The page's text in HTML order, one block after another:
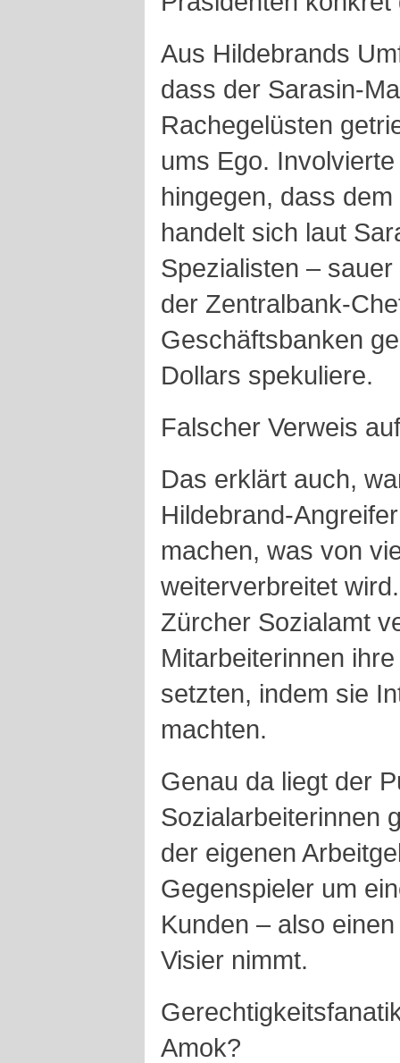
Aus Hildebrands
dass der Sarasin-
Rachegelüsten
ums Ego.
hingegen, dass
handelt sich laut
Spezialisten –
der Zentralbank-
Geschäftsbanken
Dollars spekuliere.
Falscher Verweis
Das erklärt auch,
Hildebrand-
machen, was von
weiterverbreitet
Zürcher Sozialamt
Mitarbeiterinnen
setzten, indem sie
machten.
Genau da liegt der
Sozialarbeiterinnen
der eigenen
Gegenspieler um
Kunden – also
Visier nimmt.
Amok?